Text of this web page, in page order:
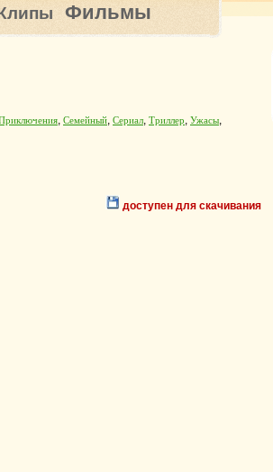
Фильмы
, Семейный, Сериал, Триллер, Ужасы,
доступен для скачивания